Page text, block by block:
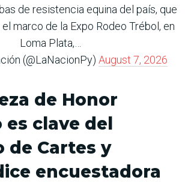
de resistencia equina del país, que
marco de la Expo Rodeo Trébol, en
Loma Plata,…
(@LaNacionPy) August 7, 2026
de Honor
es clave del
de Cartes y
encuestadora